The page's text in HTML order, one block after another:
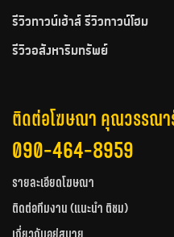
รีวิวทาวน์เฮ้าส์ รีวิวทาวน์โฮม
รีวิวอสังหาริมทรัพย์
ติดต่อโฆษณา คุณวรรณ
090-464-8959
รายละเอียดโฆษณา
ติดต่อทีมงาน (แนะนำ ติชม)